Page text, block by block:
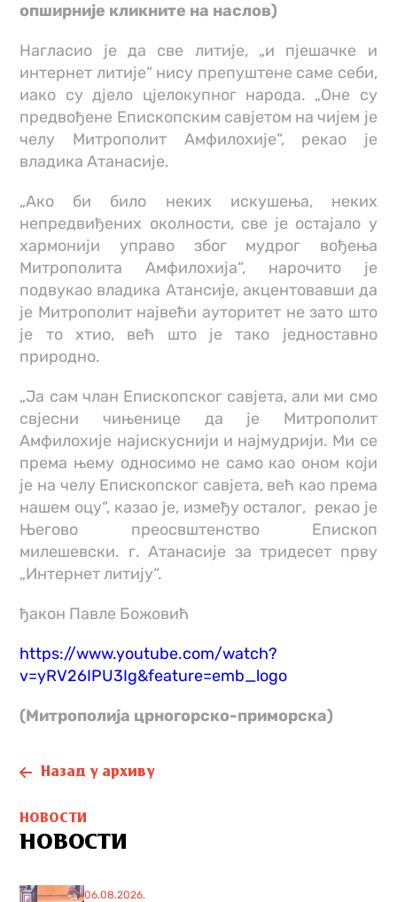
опширније кликните на наслов)
Нагласио је да све литије, „и пјешачке и
интернет литије“ нису препуштене саме себи,
иако су дјело цјелокупног народа. „Оне су
предвођене Епископским савјетом на чијем је
челу Митрополит Амфилохије“, рекао је
владика Атанасије.
„Ако би било неких искушења, неких
непредвиђених околности, све је остајало у
хармонији управо због мудрог вођења
Митрополита Амфилохија“, нарочито је
подвукао владика Атансије, акцентовавши да
је Митрополит највећи ауторитет не зато што
је то хтио, већ што је тако једноставно
природно.
„Ја сам члан Епископског савјета, али ми смо
свјесни чињенице да је Митрополит
Амфилохије најискуснији и најмудрији. Ми се
према њему односимо не само као оном који
је на челу Епископског савјета, већ као према
нашем оцу“, казао је, између осталог, рекао је
Његово преосвштенство Епископ
милешевски. г. Атанасије за тридесет прву
„Интернет литију“.
ђакон Павле Божовић
https://www.youtube.com/watch?
v=yRV26IPU3Ig&feature=emb_logo
(Митрополија црногорско-приморска)
Назад у архиву
НОВОСТИ
НОВОСТИ
06.08.2026.